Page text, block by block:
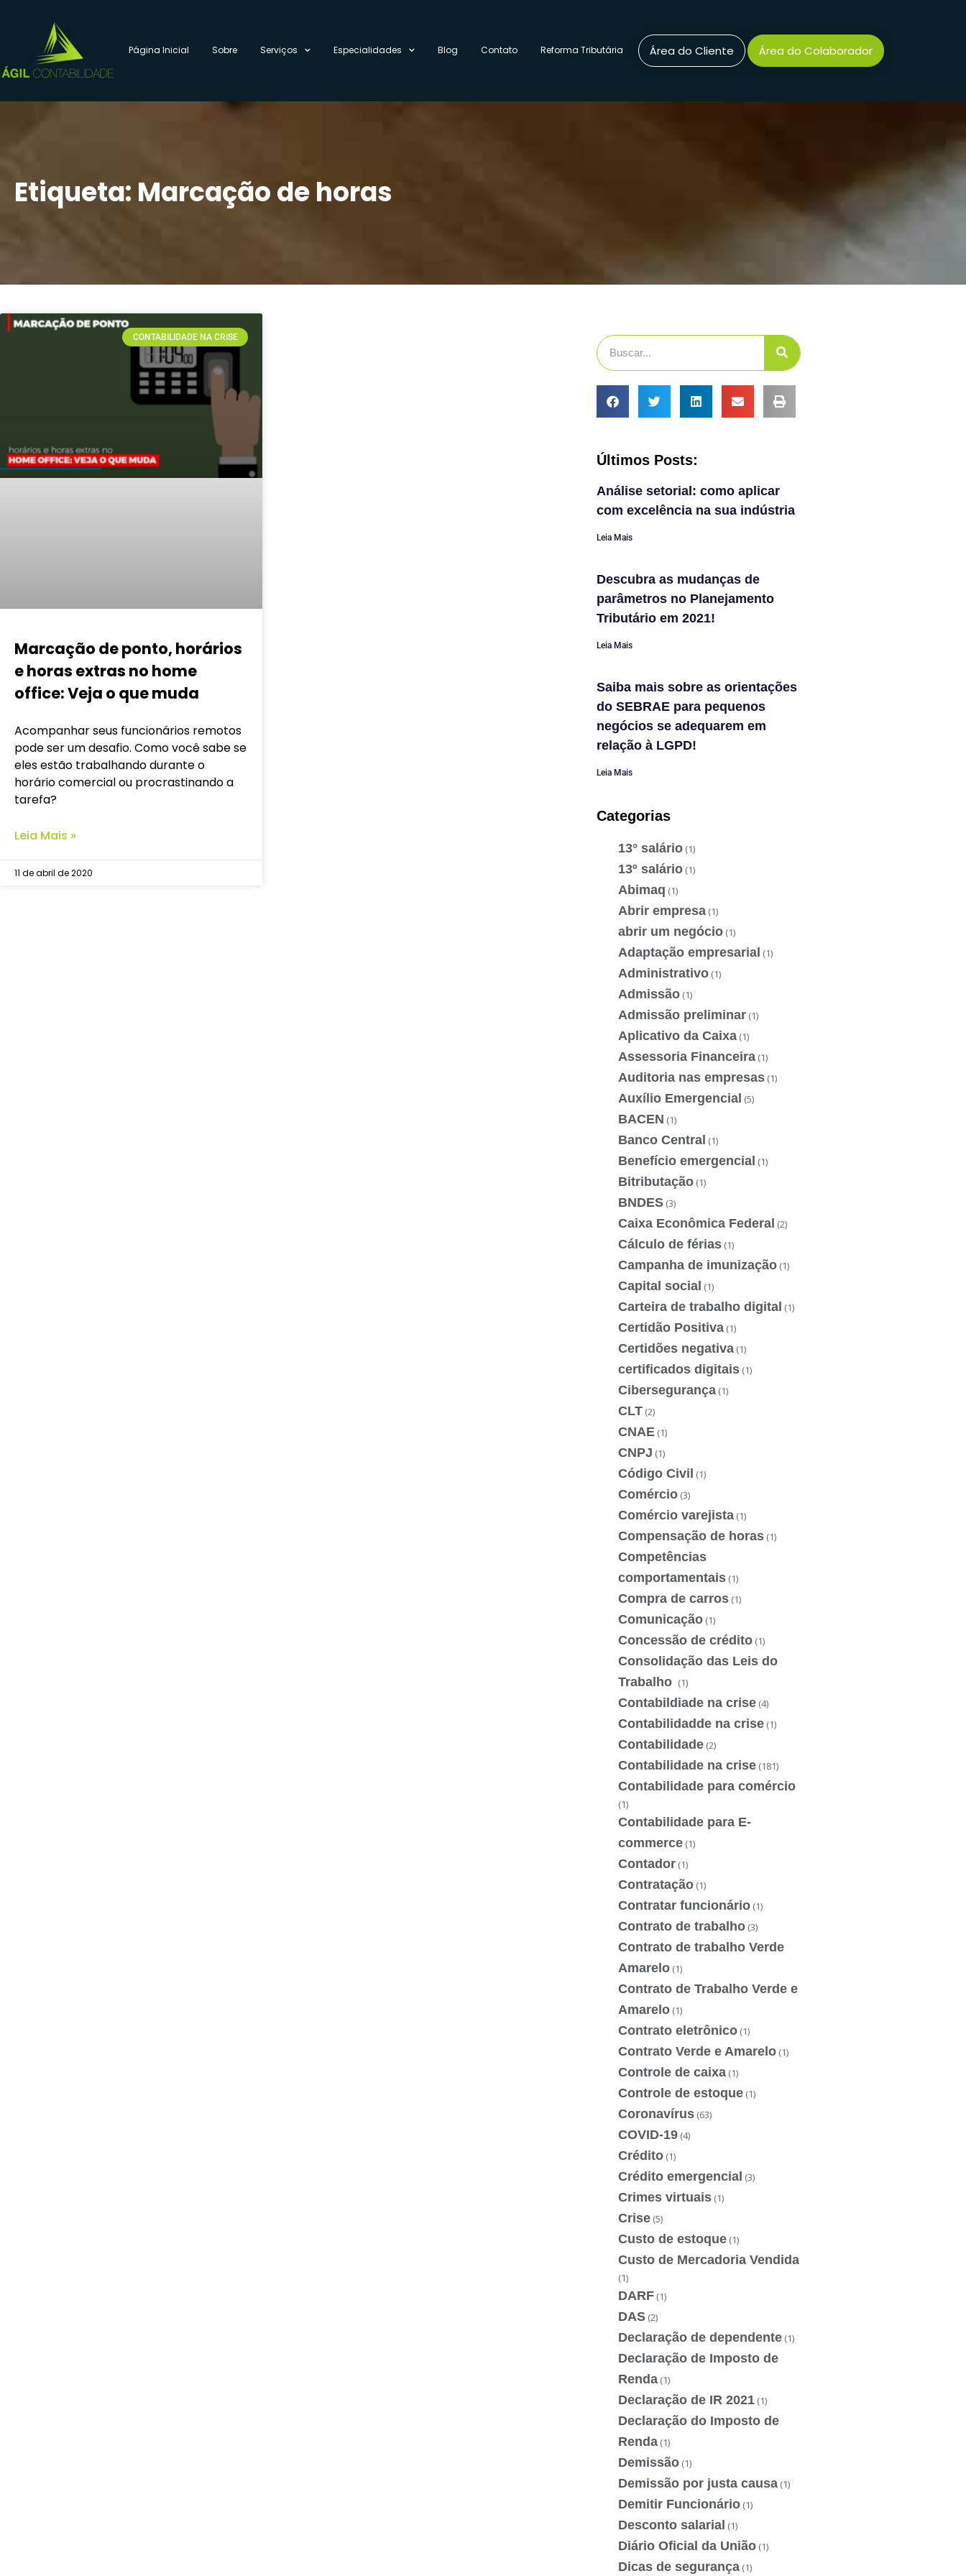
Página Inicial Sobre Serviços Especialidades Blog Contato Reforma Tributária Área do Cliente Área do Colaborador
Etiqueta: Marcação de horas
CONTABILIDADE NA CRISE
Marcação de ponto, horários
e horas extras no home
office: Veja o que muda
Acompanhar seus funcionários remotos
pode ser um desafio. Como você sabe se
eles estão trabalhando durante o
horário comercial ou procrastinando a
tarefa?
Leia Mais »
11 de abril de 2020
Últimos Posts:
Análise setorial: como aplicar
com excelência na sua indústria
Leia Mais
Descubra as mudanças de
parâmetros no Planejamento
Tributário em 2021!
Leia Mais
Saiba mais sobre as orientações
do SEBRAE para pequenos
negócios se adequarem em
relação à LGPD!
Leia Mais
Categorias
13° salário (1)
13º salário (1)
Abimaq (1)
Abrir empresa (1)
abrir um negócio (1)
Adaptação empresarial (1)
Administrativo (1)
Admissão (1)
Admissão preliminar (1)
Aplicativo da Caixa (1)
Assessoria Financeira (1)
Auditoria nas empresas (1)
Auxílio Emergencial (5)
BACEN (1)
Banco Central (1)
Benefício emergencial (1)
Bitributação (1)
BNDES (3)
Caixa Econômica Federal (2)
Cálculo de férias (1)
Campanha de imunização (1)
Capital social (1)
Carteira de trabalho digital (1)
Certidão Positiva (1)
Certidões negativa (1)
certificados digitais (1)
Cibersegurança (1)
CLT (2)
CNAE (1)
CNPJ (1)
Código Civil (1)
Comércio (3)
Comércio varejista (1)
Compensação de horas (1)
Competências
comportamentais (1)
Compra de carros (1)
Comunicação (1)
Concessão de crédito (1)
Consolidação das Leis do
Trabalho (1)
Contabildiade na crise (4)
Contabilidadde na crise (1)
Contabilidade (2)
Contabilidade na crise (181)
Contabilidade para comércio
(1)
Contabilidade para E-
commerce (1)
Contador (1)
Contratação (1)
Contratar funcionário (1)
Contrato de trabalho (3)
Contrato de trabalho Verde
Amarelo (1)
Contrato de Trabalho Verde e
Amarelo (1)
Contrato eletrônico (1)
Contrato Verde e Amarelo (1)
Controle de caixa (1)
Controle de estoque (1)
Coronavírus (63)
COVID-19 (4)
Crédito (1)
Crédito emergencial (3)
Crimes virtuais (1)
Crise (5)
Custo de estoque (1)
Custo de Mercadoria Vendida
(1)
DARF (1)
DAS (2)
Declaração de dependente (1)
Declaração de Imposto de
Renda (1)
Declaração de IR 2021 (1)
Declaração do Imposto de
Renda (1)
Demissão (1)
Demissão por justa causa (1)
Demitir Funcionário (1)
Desconto salarial (1)
Diário Oficial da União (1)
Dicas de segurança (1)